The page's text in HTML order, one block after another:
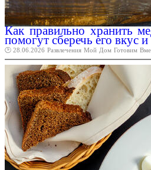
Как правильно хранить
помогут сберечь его вкус
🕑 28.06.2026 Развлечения Мой Дом Готовим